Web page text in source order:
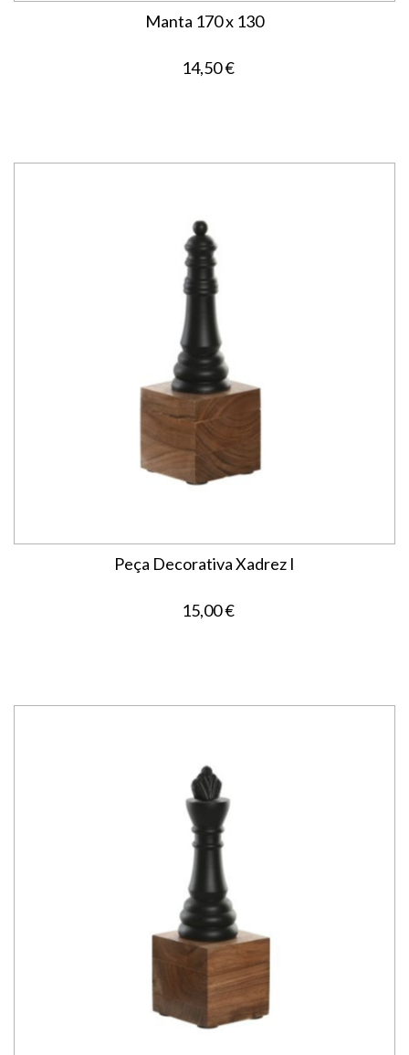
Manta 170 x 130
14,50 €
Peça Decorativa Xadrez I
15,00 €